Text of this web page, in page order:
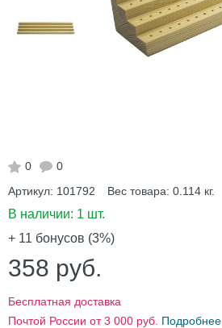
0
0
Артикул: 101792 Вес товара: 0.114 кг.
В наличии: 1 шт.
+ 11 бонусов (3%)
358 руб.
Бесплатная доставка
Почтой России от 3 000 руб. Подробнее